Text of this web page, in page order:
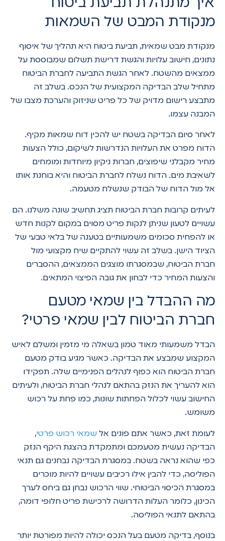
מנקודת המבט של השמאות
מנקודת מבט שמאית, תביעת ביטוח היא תהליך של איסוף
נתונים, חישוב עלויות והגשת דרישת תשלום שמבוססת על
ממצאים מהשטח. לאחר הגשת התביעה לחברת הביטוח
מתחיל שלב הבדיקה המקצועית של הנכס. בשלב זה
מתבצע רישום מדויק של כל פריט שניזוק והערכת מצבו של
המבנה עצמו.
לאחר סיום הבדיקה בשטח יש להכין דוח שמאות מקיף.
הדוח מפרט את העלויות הנדרשות לשיקום, כולל הצעות
מחיר מקבלני שיפוצים, חברות ניקיון מיוחדות ומומחים
לשאיבת מים. הדוח נשלח לחברת הביטוח והיא בוחנת אותו
אל מול הדוח של הבודק שנשלח מטעמה.
לעיתים קרובות חברת הביטוח תציג תחשיב שונה משלנו. הם
עשויים לטעון שניתן לנקות פריט מסוים במקום לקנות חדש
או להפחית סכומים משמעותיים בטענה של בלאי טבעי של
הציוד הישן. בשלב זה עשוי להתקיים שיח מקצועי מול
חברת הביטוח, שבמסגרתו מוצגים הממצאים, ההסברים
והצעות המחיר כדי לבחון את גובה הפיצוי המתאים.
מה ההבדל בין שמאי מטעם
חברת הביטוח לבין שמאי פרטי?
הבדל משמעותי מאוד טמון בשאלה מי מזמין ומשלם לאיש
המקצוע שמבצע את הבדיקה. כאשר מגיע בודק מטעם
חברת הביטוח הוא כפוף לנהלים הפנימיים שלה. תפקידו
הוא להעריך את הנזק בהתאם לנהלי חברת הביטוח, ולעיתים
החישוב עשוי לכלול הפחתות שונות, כמו פחת על רכוש
משומש.
לעומת זאת, כאשר אתם פונים אל שמאי רכוש פרטי,
הבדיקה נעשית מטעמכם ומתמקדת בהצגת היקף הנזק
כפי שהוא נראה בשטח. במסגרת הבדיקה נבחנים גם תנאי
הפוליסה, כדי להבין אילו רכיבים עשויים להיות מוכרים
במסגרת הכיסוי הביטוחי. שווי הרכוש נבחן גם ביחס לערך
הכינון, כלומר העלות הדרושה לרכישת פריט חלופי דומה,
בהתאם לתנאי הפוליסה.
בנוסף, בדיקה מטעם בעל הנכס יכולה להיות מפורטת יותר